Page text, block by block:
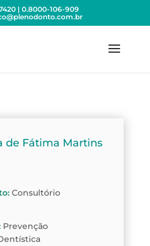
7420 | 0.8000-106-909
de Fátima Martins
: Consultório
Prevenção